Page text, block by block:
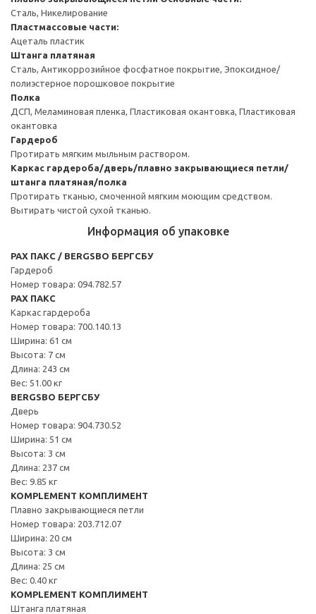
Сталь, Никелирование
Пластмассовые части:
Ацеталь пластик
Штанга платяная
Сталь, Антикоррозийное фосфатное покрытие, Эпоксидное/
полиэстерное порошковое покрытие
Полка
ДСП, Меламиновая пленка, Пластиковая окантовка, Пластиковая
окантовка
Гардероб
Протирать мягким мыльным раствором.
Каркас гардероба/дверь/плавно закрывающиеся петли/
штанга платяная/полка
Протирать тканью, смоченной мягким моющим средством.
Вытирать чистой сухой тканью.
Информация об упаковке
PAX ПАКС / BERGSBO БЕРГСБУ
Гардероб
Номер товара: 094.782.57
PAX ПАКС
Каркас гардероба
Номер товара: 700.140.13
Ширина: 61 см
Высота: 7 см
Длина: 243 см
Вес: 51.00 кг
BERGSBO БЕРГСБУ
Дверь
Номер товара: 904.730.52
Ширина: 51 см
Высота: 3 см
Длина: 237 см
Вес: 9.85 кг
KOMPLEMENT КОМПЛИМЕНТ
Плавно закрывающиеся петли
Номер товара: 203.712.07
Ширина: 20 см
Высота: 3 см
Длина: 25 см
Вес: 0.40 кг
KOMPLEMENT КОМПЛИМЕНТ
Штанга платяная